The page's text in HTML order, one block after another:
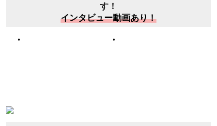
す！
インタビュー動画あり！